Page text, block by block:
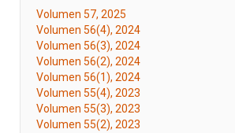
Volumen 57, 2025
Volumen 56(4), 2024
Volumen 56(3), 2024
Volumen 56(2), 2024
Volumen 56(1), 2024
Volumen 55(4), 2023
Volumen 55(3), 2023
Volumen 55(2), 2023